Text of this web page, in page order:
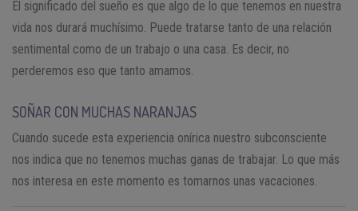
El significado del sueño es que algo de lo que tenemos en nuestra
vida nos durará muchísimo. Puede tratarse tanto de una relación
sentimental como de un trabajo o una casa. Es decir, no
perderemos eso que tanto amamos.
SOÑAR CON MUCHAS NARANJAS
Cuando sucede esta experiencia onírica nuestro subconsciente
nos indica que no tenemos muchas ganas de trabajar. Lo que más
nos interesa en este momento es tomarnos unas vacaciones.